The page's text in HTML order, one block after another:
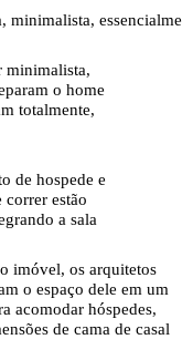
imóvel, os arquitetos
o espaço dele em um
acomodar hóspedes,
de cama de casal